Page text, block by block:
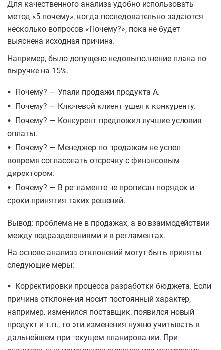
Для качественного анализа удобно использовать
метод «5 почему», когда последовательно задаются
несколько вопросов «Почему?», пока не будет
выяснена исходная причина.
Например, было допущено недовыполнение плана по
выручке на 15%.
• Почему? — Упали продажи продукта А.
• Почему? — Ключевой клиент ушел к конкуренту.
•
Почему? — Конкурент предложил лучшие условия
оплаты.
•
Почему? — Менеджер по продажам не успел
вовремя согласовать отсрочку с финансовым
директором.
•
Почему? — В регламенте не прописан порядок и
сроки принятия таких решений.
Вывод: проблема не в продажах, а во взаимодействии
между подразделениями и в регламентах.
На основе анализа отклонений могут быть приняты
следующие меры:
•
Корректировки процесса разработки бюджета. Если
причина отклонения носит постоянный характер,
например, изменился поставщик, появился новый
продукт и т.п., то эти изменения нужно учитывать в
дальнейшем при текущем планировании. При